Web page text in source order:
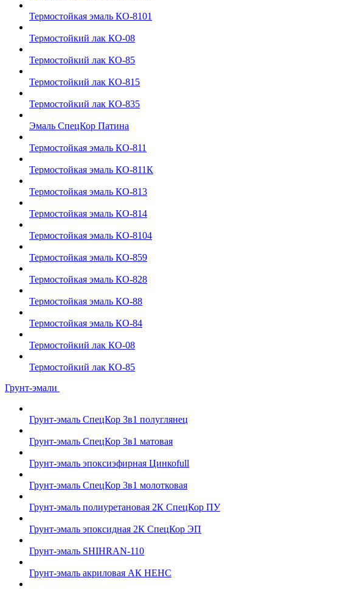
Термостойкая эмаль КО-8101
Термостойкий лак КО-08
Термостойкий лак КО-85
Термостойкий лак КО-815
Термостойкий лак КО-835
Эмаль СпецКор Патина
Термостойкая эмаль КО-811
Термостойкая эмаль КО-811К
Термостойкая эмаль КО-813
Термостойкая эмаль КО-814
Термостойкая эмаль КО-8104
Термостойкая эмаль КО-859
Термостойкая эмаль КО-828
Термостойкая эмаль КО-88
Термостойкая эмаль КО-84
Термостойкий лак КО-08
Термостойкий лак КО-85
Грунт-эмали
Грунт-эмаль СпецКор 3в1 полуглянец
Грунт-эмаль СпецКор 3в1 матовая
Грунт-эмаль эпоксиэфирная Цинкоfull
Грунт-эмаль СпецКор 3в1 молотковая
Грунт-эмаль полиуретановая 2К СпецКор ПУ
Грунт-эмаль эпоксидная 2К СпецКор ЭП
Грунт-эмаль SHIHRAN-110
Грунт-эмаль акриловая АК НЕНС